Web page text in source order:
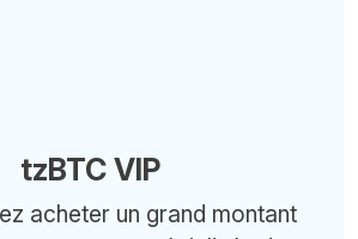
tzBTC VIP
acheter un grand montant